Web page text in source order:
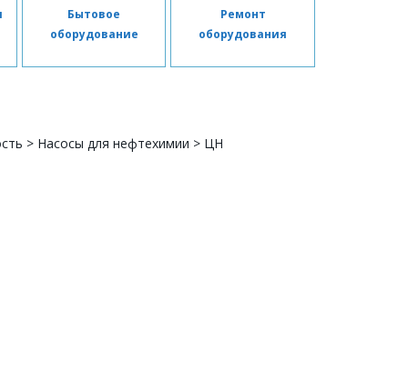
Бытовое
оборудование
Ремонт
оборудования
> Насосы для нефтехимии > ЦН